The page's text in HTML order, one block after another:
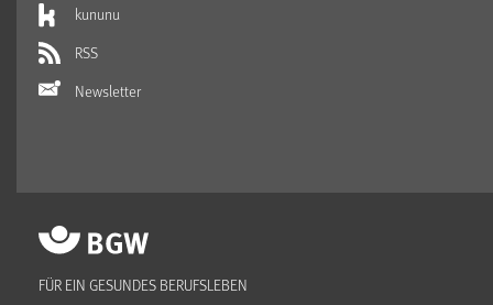
kununu
RSS
Newsletter
FÜR EIN GESUNDES BERUFSLEBEN